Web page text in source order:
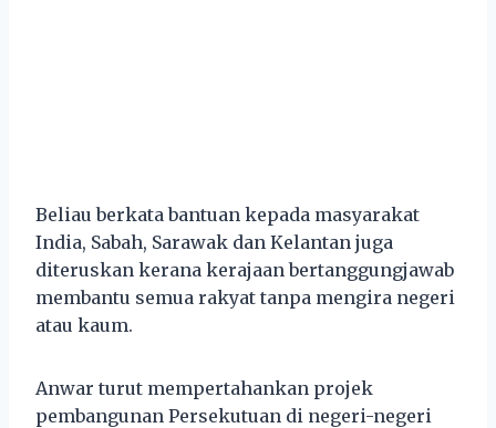
Beliau berkata bantuan kepada masyarakat
India, Sabah, Sarawak dan Kelantan juga
diteruskan kerana kerajaan bertanggungjawab
membantu semua rakyat tanpa mengira negeri
atau kaum.
Anwar turut mempertahankan projek
pembangunan Persekutuan di negeri-negeri